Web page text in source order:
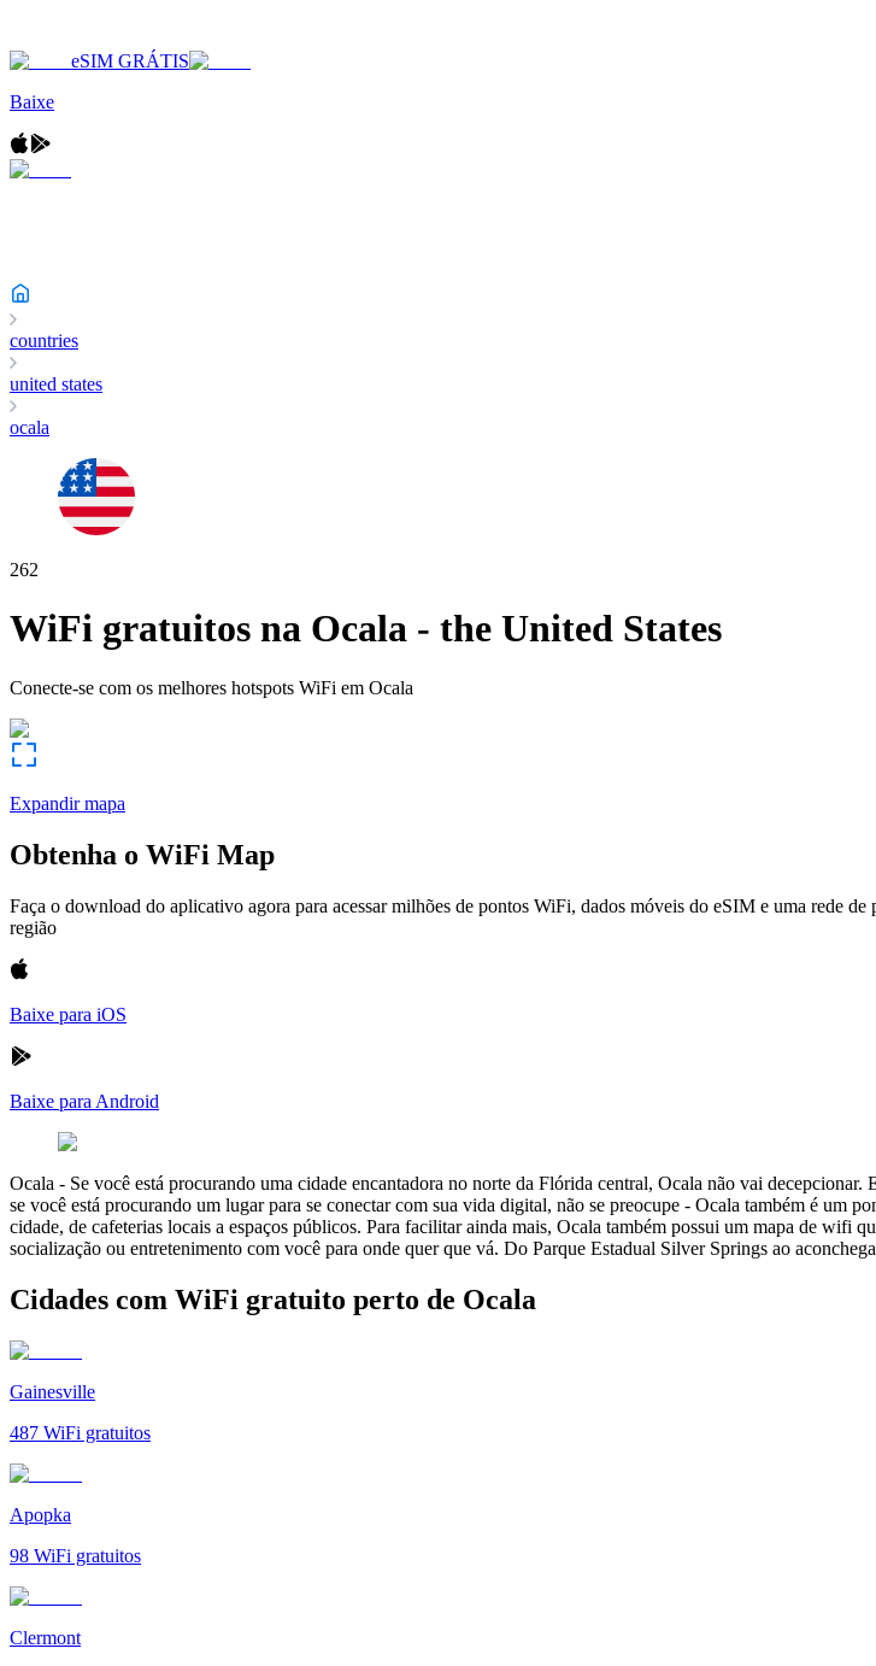
eSIM GRÁTIS
Baixe
countries
united states
ocala
262
WiFi gratuitos na Ocala - the United States
Conecte-se com os melhores hotspots WiFi em Ocala
Expandir mapa
Obtenha o WiFi Map
Faça o download do aplicativo agora para acessar milhões de pontos WiFi, dados móveis do eSIM e uma rede
região
Baixe para iOS
Baixe para Android
Ocala - Se você está procurando uma cidade encantadora no norte da Flórida central, Ocala não vai
se você está procurando um lugar para se conectar com sua vida digital, não se preocupe - Ocala também é um
cidade, de cafeterias locais a espaços públicos. Para facilitar ainda mais, Ocala também possui um mapa de wifi
socialização ou entretenimento com você para onde quer que vá. Do Parque Estadual Silver Springs ao
Cidades com WiFi gratuito perto de Ocala
Gainesville
487 WiFi gratuitos
Apopka
98 WiFi gratuitos
Clermont